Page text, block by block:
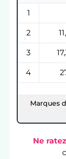
1
2
3
4
Marques
Ne